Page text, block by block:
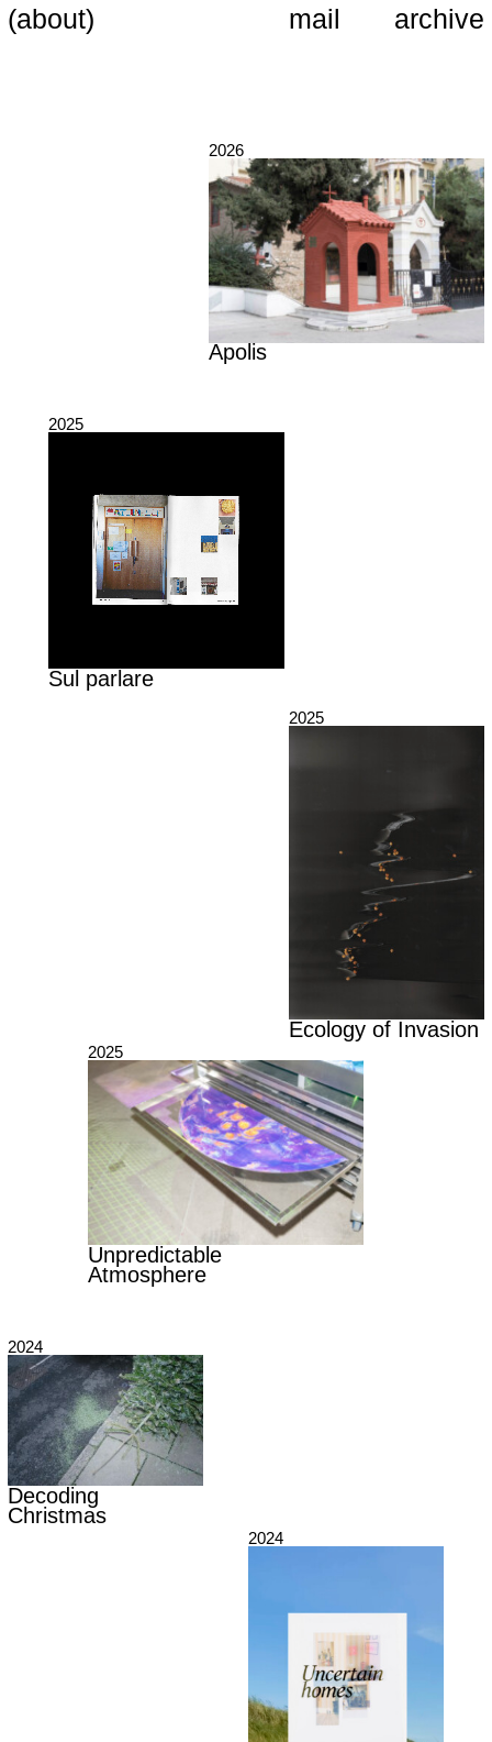
(about) mail archive
2026
Apolis
2025
Sul parlare
2025
Ecology of Invasion
2025
Unpredictable
Atmosphere
2024
Decoding
Christmas
2024